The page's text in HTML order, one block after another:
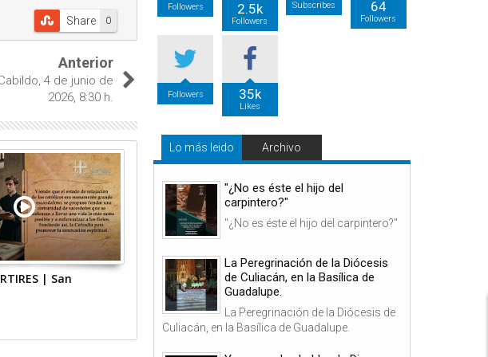
0
Share
Anterior
4 de junio de
2026, 8:30 h.
| San
08
2026
Peregrinación Diócesis de Celaya
Femenil, 8 de Agosto de 2026, 4:00
08
Diócesis de Celaya
Followers 2.5k
Followers
Subscribes 64
Followers
Followers 35k
Likes
Lo más leido Archivo
"¿No es éste el hijo del
carpintero?"
"¿No es éste el hijo del carpintero?"
La Peregrinación de la Diócesis
de Culiacán, en la Basílica de
Guadalupe.
La Peregrinación de la Diócesis de
Culiacán, en la Basílica de Guadalupe.